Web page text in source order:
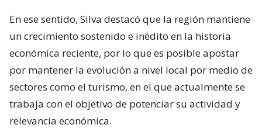
En ese sentido, Silva destacó que la región mantiene
un crecimiento sostenido e inédito en la historia
económica reciente, por lo que es posible apostar
por mantener la evolución a nivel local por medio de
sectores como el turismo, en el que actualmente se
trabaja con el objetivo de potenciar su actividad y
relevancia económica.